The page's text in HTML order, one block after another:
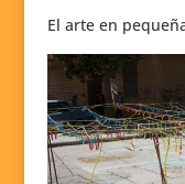
El arte en